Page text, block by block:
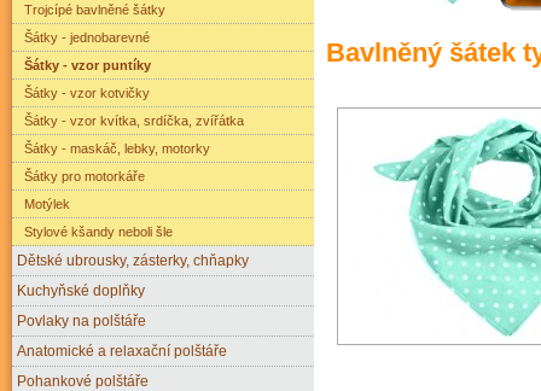
Bavlněný šátek
Trojcípé bavlněné šátky
Šátky - jednobarevné
Šátky - vzor puntíky
Šátky - vzor kotvičky
Šátky - vzor kvítka, srdíčka, zvířátka
Šátky - maskáč, lebky, motorky
Šátky pro motorkáře
Motýlek
Stylové kšandy neboli šle
Dětské ubrousky, zásterky, chňapky
Kuchyňské doplňky
Povlaky na polštáře
Anatomické a relaxační polštáře
Pohankové polštáře